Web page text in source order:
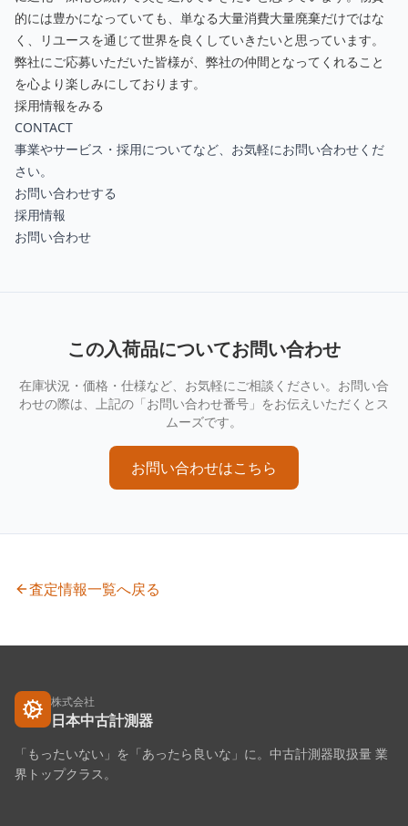
的には豊かになっていても、単なる大量消費大量廃棄だけではな
く、リユースを通じて世界を良くしていきたいと思っています。
弊社にご応募いただいた皆様が、弊社の仲間となってくれること
を心より楽しみにしております。
採用情報をみる
CONTACT
事業やサービス・採用についてなど、お気軽にお問い合わせくだ
さい。
お問い合わせする
採用情報
お問い合わせ
この入荷品についてお問い合わせ
在庫状況・価格・仕様など、お気軽にご相談ください。お問い合
わせの際は、上記の「お問い合わせ番号」をお伝えいただくとス
ムーズです。
お問い合わせはこちら
査定情報一覧へ戻る
株式会社
日本中古計測器
「もったいない」を「あったら良いな」に。中古計測器取扱量 業
界トップクラス。